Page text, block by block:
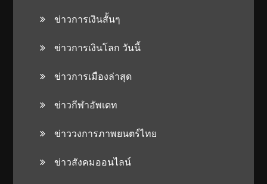
ข่าวการเงินสั้นๆ
ข่าวการเงินโลก วันนี้
ข่าวการเมืองล่าสุด
ข่าวกีฬาอัพเดท
ข่าววงการภาพยนตร์ไทย
ข่าวสังคมออนไลน์